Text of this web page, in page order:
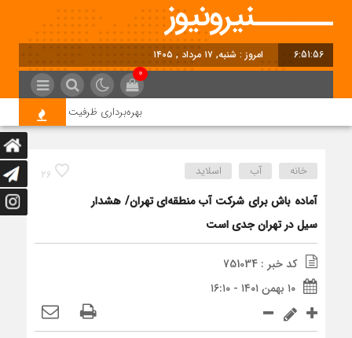
6:51:57 امروز : شنبه, ۱۷ مرداد , ۱۴۰۵
0
بهره‌برداری ظرفیت 95 مگاواتی نیروگاه خورشیدی شمس‌آباد در آینده نزدیک
26 خانه آب اسلاید
آماده باش برای شرکت آب منطقه‌ای تهران/ هشدار
سیل در تهران جدی است
کد خبر : 751034
۱۰ بهمن ۱۴۰۱ - ۱۶:۱۰